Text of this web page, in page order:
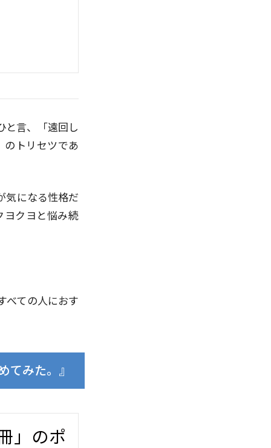
と言、「遠回し
のトリセツであ
気になる性格だ
ヨクヨと悩み続
べての人におす
てみた。』
」のポ